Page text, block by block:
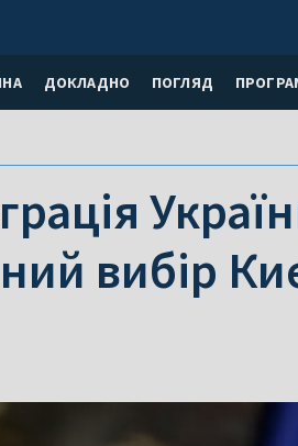
ДОКЛАДНО ПОГЛЯД
вибір